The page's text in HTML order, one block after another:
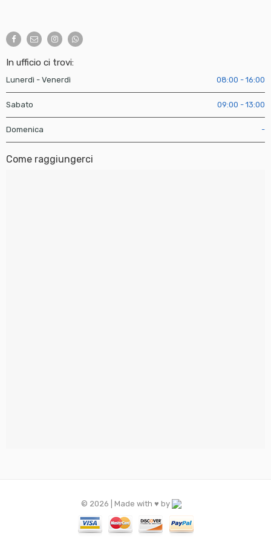
In ufficio ci trovi:
Lunerdì - Venerdì 08:00 - 16:00
Sabato 09:00 - 13:00
Domenica -
Come raggiungerci
© 2026 | Made with ♥️ by